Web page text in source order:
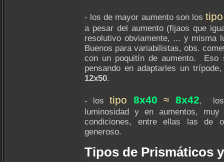
- los de mayor aumento son los
a pesar del aumento (fijaos que
resolutivo obviamente, ... y
Buenos para variabilistas, obs.
con un poquitín de aumento.
pensando en adaptarles un
12x50.
- lostipo 8x40 ≈ 8x42, los
luminosidad y en aumentos,
condiciones, entre ellas las de
generoso.
Tipos de Prismáticos